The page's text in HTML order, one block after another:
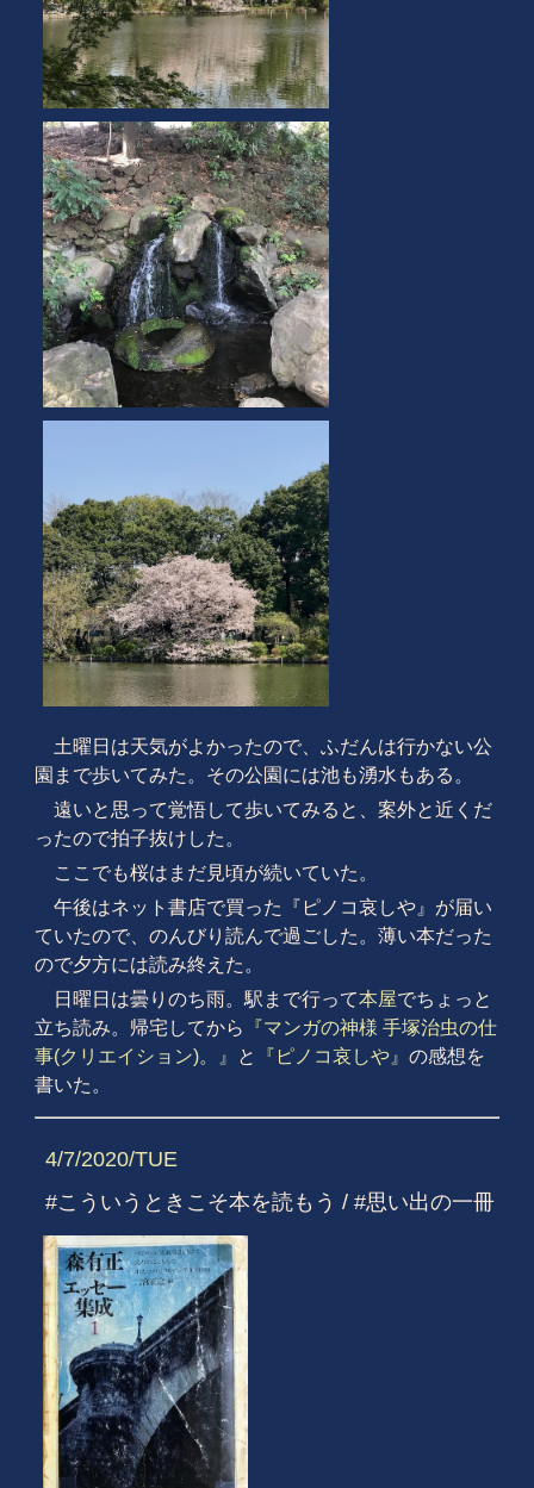
土曜日は天気がよかったので、ふだんは行かない公
園まで歩いてみた。その公園には池も湧水もある。
遠いと思って覚悟して歩いてみると、案外と近くだ
ったので拍子抜けした。
ここでも桜はまだ見頃が続いていた。
午後はネット書店で買った『ピノコ哀しや』が届い
ていたので、のんびり読んで過ごした。薄い本だった
ので夕方には読み終えた。
日曜日は曇りのち雨。駅まで行って本屋でちょっと
立ち読み。帰宅してから
『マンガの神様 手塚治虫の仕
事(クリエイション)。』
と 『ピノコ哀しや』 の感想を
書いた。
4/7/2020/TUE
#こういうときこそ本を読もう / #思い出の一冊